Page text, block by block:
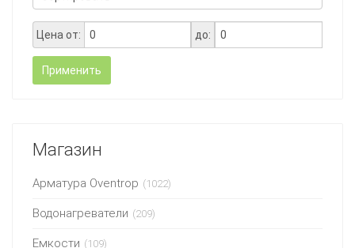
Цена от: до:
Применить
Магазин
Арматура Oventrop (1022)
Водонагреватели (209)
Емкости (109)